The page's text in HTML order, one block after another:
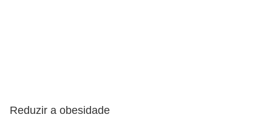
Reduzir a obesidade